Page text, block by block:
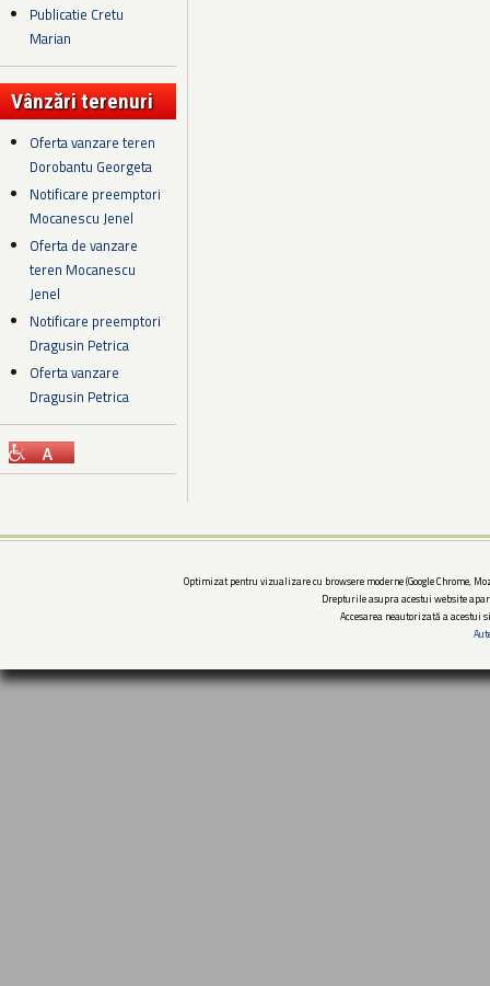
Publicatie Cretu
Marian
Vânzări terenuri
Oferta vanzare teren
Dorobantu Georgeta
Notificare preemptori
Mocanescu Jenel
Oferta de vanzare
teren Mocanescu
Jenel
Notificare preemptori
Dragusin Petrica
Oferta vanzare
Dragusin Petrica
Optimizat pentru vizualizare cu browsere moderne (Google Chrome,
Drepturile asupra acestui website
Accesarea neautorizată a acestui